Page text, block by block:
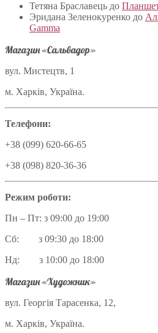
Тетяна Браславець до
Эридана Зеленокуренко до
Gamma
Магазин «Сальвадор»
вул. Мистецтв, 1
м. Харків, Україна.
Телефони:
+38 (099) 620-66-65
+38 (098) 820-36-36
Режим роботи:
Пн – Пт: з 09:00 до 19:00
Сб: з 09:30 до 18:00
Нд: з 10:00 до 18:00
Магазин «Художник»
вул. Георгія Тарасенка, 12,
м. Харків, Україна.